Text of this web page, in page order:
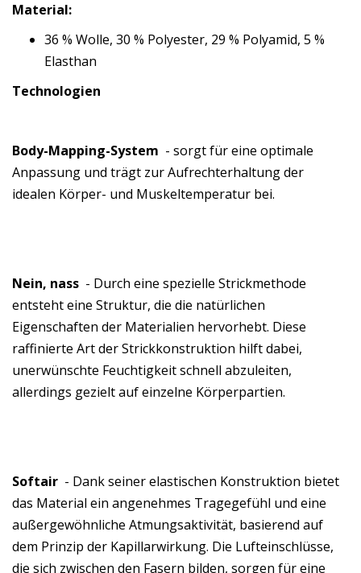
Material:
36 % Wolle, 30 % Polyester, 29 % Polyamid, 5 %
Elasthan
Technologien
Body-Mapping-System - sorgt für eine optimale
Anpassung und trägt zur Aufrechterhaltung der
idealen Körper- und Muskeltemperatur bei.
Nein, nass - Durch eine spezielle Strickmethode
entsteht eine Struktur, die die natürlichen
Eigenschaften der Materialien hervorhebt. Diese
raffinierte Art der Strickkonstruktion hilft dabei,
unerwünschte Feuchtigkeit schnell abzuleiten,
allerdings gezielt auf einzelne Körperpartien.
Softair - Dank seiner elastischen Konstruktion bietet
das Material ein angenehmes Tragegefühl und eine
außergewöhnliche Atmungsaktivität, basierend auf
dem Prinzip der Kapillarwirkung. Die Lufteinschlüsse,
die sich zwischen den Fasern bilden, sorgen für eine